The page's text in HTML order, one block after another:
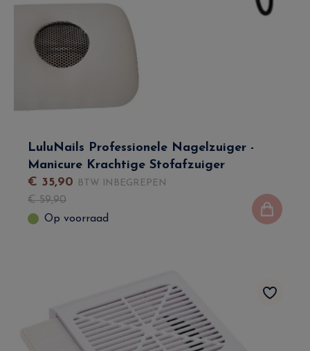
LuluNails Professionele Nagelzuiger -
Manicure Krachtige Stofafzuiger
€ 35,90 BTW INBEGREPEN
€59,90
Op voorraad